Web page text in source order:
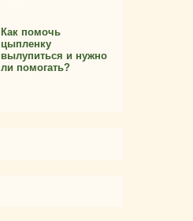
Как помочь
цыпленку
вылупиться и нужно
ли помогать?